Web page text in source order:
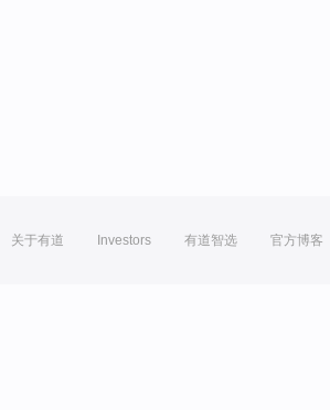
关于有道 Investors 有道智选 官方博客